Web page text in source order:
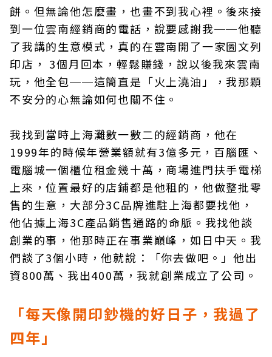
餅。但無論他怎麼畫，也畫不到我心裡。後來接
到一位雲南經銷商的電話，說要感謝我──他聽
了我講的生意模式，真的在雲南開了一家圖文列
印店， 3個月回本，輕鬆賺錢，說以後我來雲南
玩，他全包──這簡直是「火上澆油」，我那顆
不安分的心無論如何也關不住。
我找到當時上海灘數一數二的經銷商，他在
1999年的時候年營業額就有3億多元，百腦匯、
電腦城一個櫃位租金幾十萬，商場進門扶手電梯
上來，位置最好的店鋪都是他租的，他做整批零
售的生意，大部分3C品牌進駐上海都要找他，
他佔據上海3C產品銷售通路的命脈。我找他談
創業的事，他那時正在事業巔峰，如日中天。我
們談了3個小時，他就說：「你去做吧。」他出
資800萬、我出400萬，我就創業成立了公司。
「每天像開印鈔機的好日子，我過了
四年」